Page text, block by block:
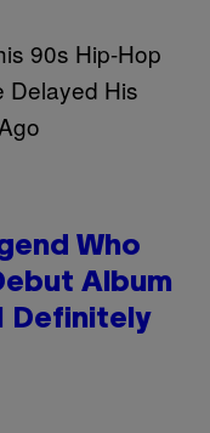
Who
Album
Definitely